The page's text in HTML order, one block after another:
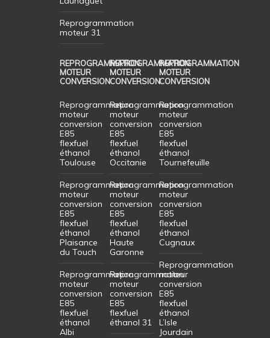
Reprogrammation
moteur 31
REPROGRAMMATION
MOTEUR
CONVERSION
Reprogrammation
moteur
conversion
E85
flexfuel
éthanol
Toulouse
Reprogrammation
moteur
conversion
E85
flexfuel
éthanol
Plaisance
du Touch
Reprogrammation
moteur
conversion
E85
flexfuel
éthanol
Albi
REPROGRAMMATION
MOTEUR
CONVERSION
Reprogrammation
moteur
conversion
E85
flexfuel
éthanol
Occitanie
Reprogrammation
moteur
conversion
E85
flexfuel
éthanol
Haute
Garonne
Reprogrammation
moteur
conversion
E85
flexfuel
éthanol 31
REPROGRAMMATION
MOTEUR
CONVERSION
Reprogrammation
moteur
conversion
E85
flexfuel
éthanol
Tournefeuille
Reprogrammation
moteur
conversion
E85
flexfuel
éthanol
Cugnaux
Reprogrammation
moteur
conversion
E85
flexfuel
éthanol
L’Isle
Jourdain